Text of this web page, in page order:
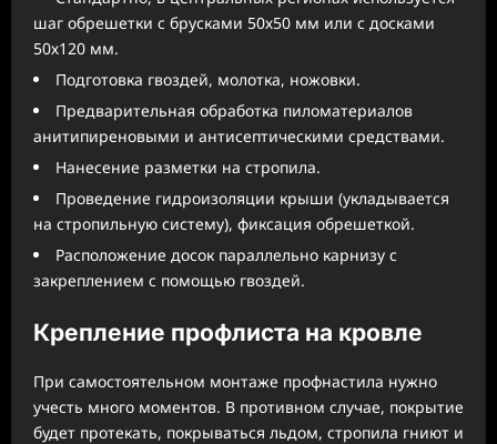
шаг обрешетки с брусками 50х50 мм или с досками
50х120 мм.
Подготовка гвоздей, молотка, ножовки.
Предварительная обработка пиломатериалов
анитипиреновыми и антисептическими средствами.
Нанесение разметки на стропила.
Проведение гидроизоляции крыши (укладывается
на стропильную систему), фиксация обрешеткой.
Расположение досок параллельно карнизу с
закреплением с помощью гвоздей.
Крепление профлиста на кровле
При самостоятельном монтаже профнастила нужно
учесть много моментов. В противном случае, покрытие
будет протекать, покрываться льдом, стропила гниют и